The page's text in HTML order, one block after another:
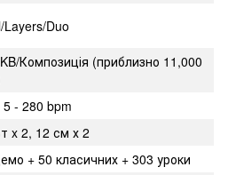
Layers/Duo
Композиція (приблизно 11,000
5 - 280 bpm
x 2, 12 см х 2
+ 50 класичних + 303 уроки